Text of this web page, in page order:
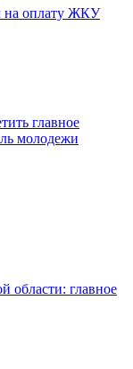
на оплату ЖКУ
главное
молодежи
области: главное